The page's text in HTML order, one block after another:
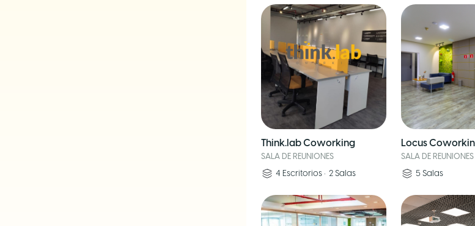
Think.lab Coworking
SALA DE REUNIONES
4 Escritorios •2 Salas
Locus
SALA DE REUNIONES
5 Salas